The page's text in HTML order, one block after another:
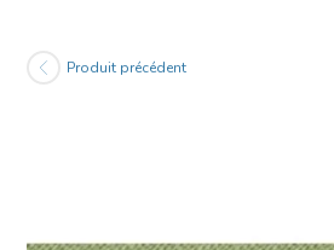
Produit précédent